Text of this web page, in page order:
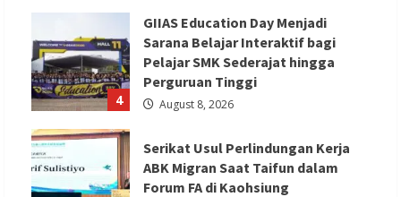
4
GIIAS Education Day Menjadi
Sarana Belajar Interaktif bagi
Pelajar SMK Sederajat hingga
Perguruan Tinggi
August 8, 2026
Serikat Usul Perlindungan Kerja
ABK Migran Saat Taifun dalam
Forum FA di Kaohsiung